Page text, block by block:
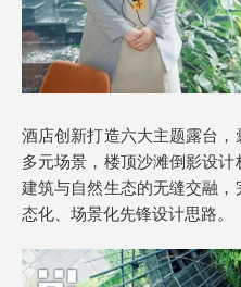
酒店创新打造六大主题露台
多元场景，楼顶沙滩倒影设
建筑与自然生态的无缝交融
态化、场景化先锋设计思路。